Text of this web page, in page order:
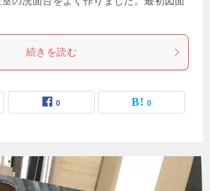
続きを読む
0 0